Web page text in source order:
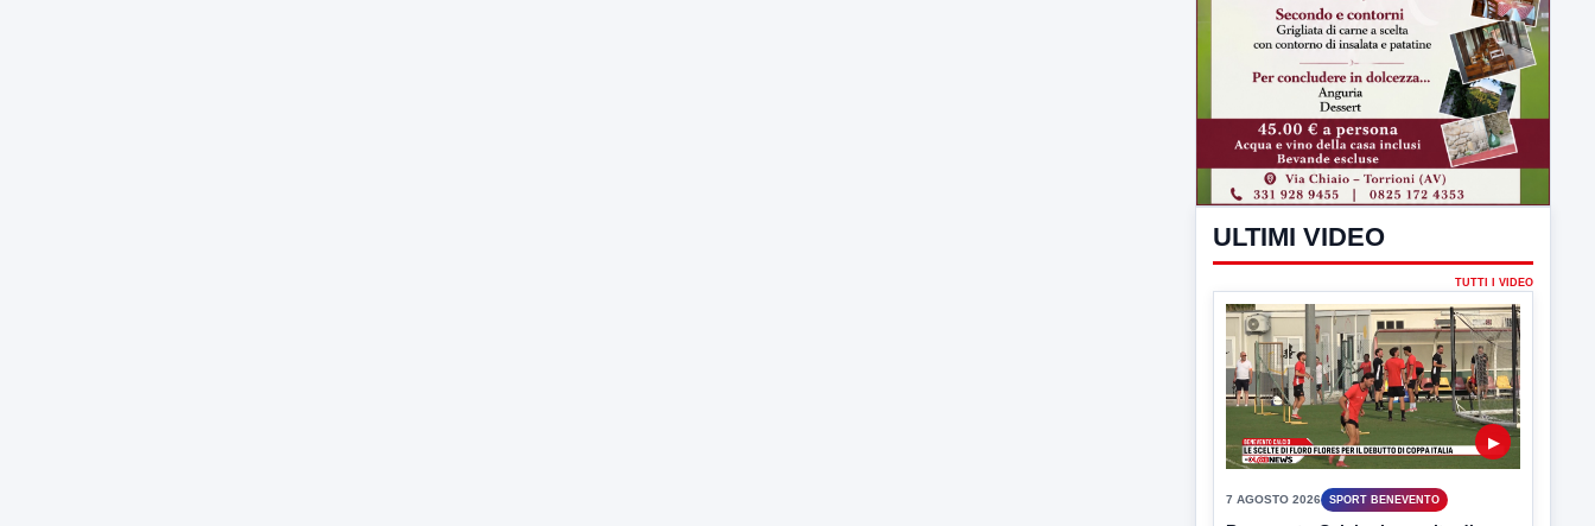
▶
7 AGOSTO 2026 SPORT BENEVENTO
Benevento Calcio: Le scelte di
Italia
Il Benevento è pronto al debutto di Coppa
Italia. Scelte...